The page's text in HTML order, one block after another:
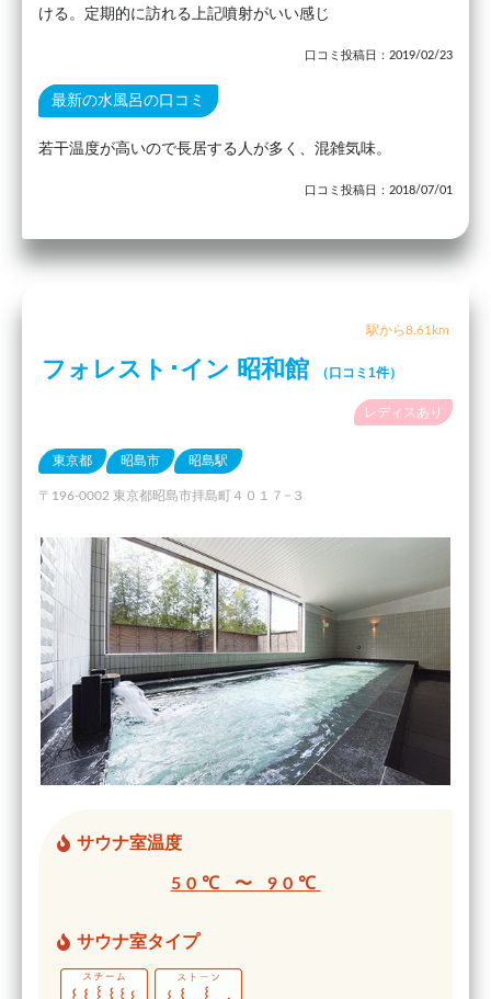
ける。定期的に訪れる上記噴射がいい感じ
口コミ投稿日：2019/02/23
最新の水風呂の口コミ
若干温度が高いので長居する人が多く、混雑気味。
口コミ投稿日：2018/07/01
駅から8.61km
フォレスト･イン 昭和館 （口コミ1件）
レディスあり
東京都 昭島市 昭島駅
〒196-0002 東京都昭島市拝島町４０１７−３
サウナ室温度
50℃ 〜 90℃
サウナ室タイプ